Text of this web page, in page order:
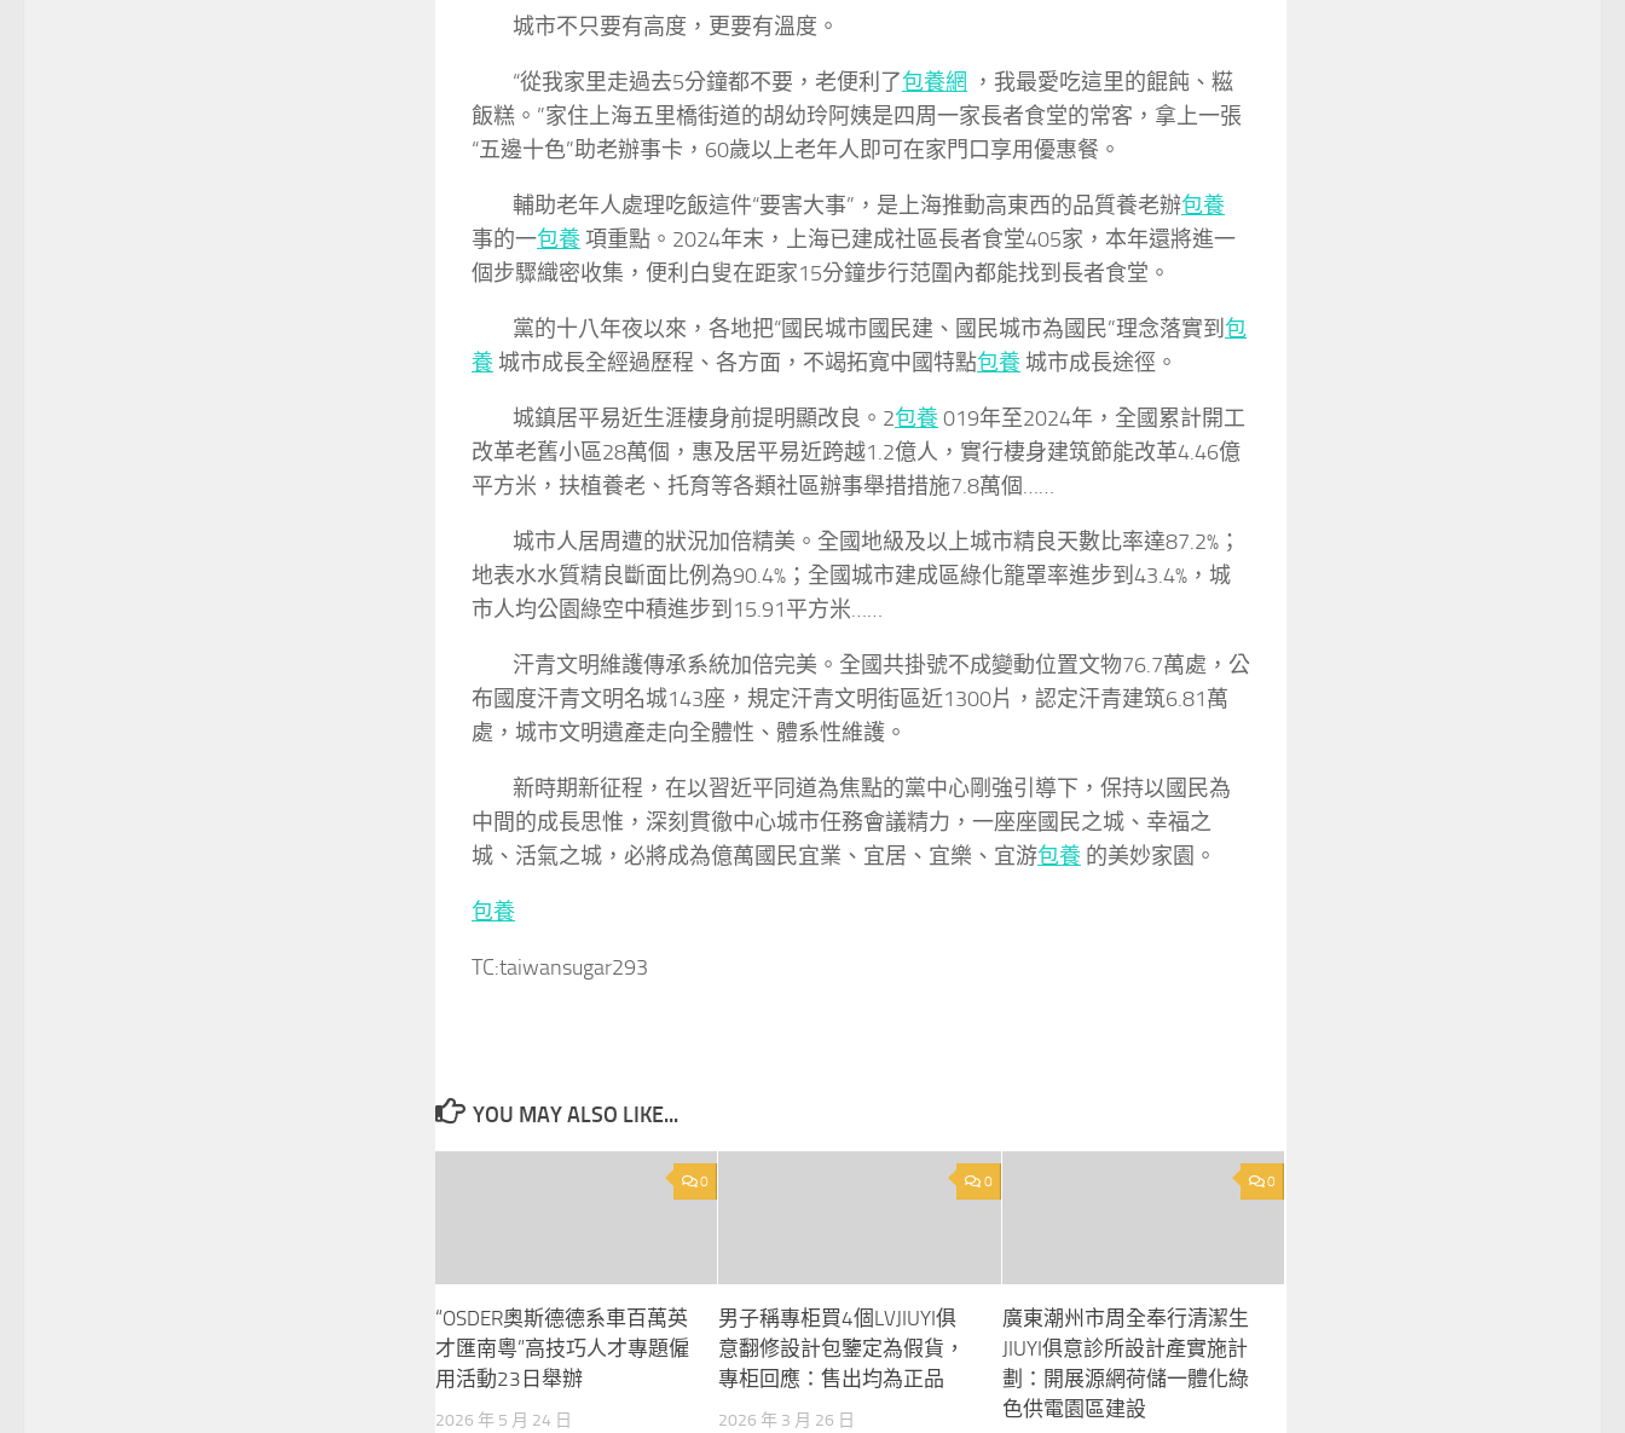
城市不只要有高度，更要有溫度。
“從我家里走過去5分鐘都不要，老便利了包養網 ，我最愛吃這里的餛飩、糍
飯糕。”家住上海五里橋街道的胡幼玲阿姨是四周一家長者食堂的常客，拿上一張
“五邊十色”助老辦事卡，60歲以上老年人即可在家門口享用優惠餐。
輔助老年人處理吃飯這件“要害大事”，是上海推動高東西的品質養老辦包養
事的一包養 項重點。2024年末，上海已建成社區長者食堂405家，本年還將進一
個步驟織密收集，便利白叟在距家15分鐘步行范圍內都能找到長者食堂。
黨的十八年夜以來，各地把“國民城市國民建、國民城市為國民”理念落實到 包
養 城市成長全經過歷程、各方面，不竭拓寬中國特點包養 城市成長途徑。
城鎮居平易近生涯棲身前提明顯改良。2包養019年至2024年，全國累計開工
改革老舊小區28萬個，惠及居平易近跨越1.2億人，實行棲身建筑節能改革4.46億
平方米，扶植養老、托育等各類社區辦事舉措措施7.8萬個……
城市人居周遭的狀況加倍精美。全國地級及以上城市精良天數比率達87.2%；
地表水水質精良斷面比例為90.4%；全國城市建成區綠化籠罩率進步到43.4%，城
市人均公園綠空中積進步到15.91平方米……
汗青文明維護傳承系統加倍完美。全國共掛號不成變動位置文物76.7萬處，公
布國度汗青文明名城143座，規定汗青文明街區近1300片，認定汗青建筑6.81萬
處，城市文明遺產走向全體性、體系性維護。
新時期新征程，在以習近平同道為焦點的黨中心剛強引導下，保持以國民為
中間的成長思惟，深刻貫徹中心城市任務會議精力，一座座國民之城、幸福之
城、活氣之城，必將成為億萬國民宜業、宜居、宜樂、宜游包養 的美妙家園。
包養
TC:taiwansugar293
YOU MAY ALSO LIKE...
0
“OSDER奧斯德德系車百萬英
才匯南粵”高技巧人才專題僱
用活動23日舉辦
2026 年 5 月 24 日
0
男子稱專柜買4個LVJIUYI俱
意翻修設計包鑒定為假貨，
專柜回應：售出均為正品
2026 年 3 月 26 日
0
廣東潮州市周全奉行清潔生
JIUYI俱意診所設計產實施計
劃：開展源網荷儲一體化綠
色供電園區建設